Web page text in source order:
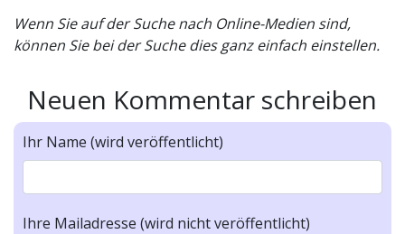
Wenn Sie auf der Suche nach Online-Medien sind,
können Sie bei der Suche dies ganz einfach einstellen.
Neuen Kommentar schreiben
Ihr Name (wird veröffentlicht)
Ihre Mailadresse (wird nicht veröffentlicht)